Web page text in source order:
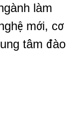
làm
mới, cơ
tâm đào